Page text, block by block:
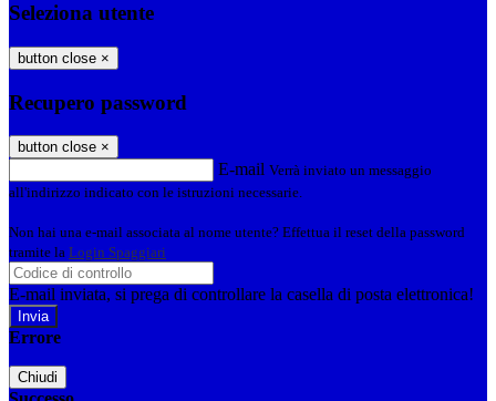
Seleziona utente
button close ×
Recupero password
button close ×
E-mail Verrà inviato un messaggio
all'indirizzo indicato con le istruzioni necessarie.
Non hai una e-mail associata al nome utente? Effettua il reset della password
tramite la Login Spaggiari
E-mail inviata, si prega di controllare la casella di posta elettronica!
Errore
Chiudi